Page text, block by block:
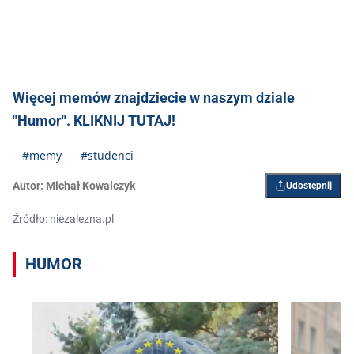
Więcej memów znajdziecie w naszym dziale
"Humor". KLIKNIJ TUTAJ!
#memy #studenci
Autor: Michał Kowalczyk Udostępnij
Źródło: niezalezna.pl
HUMOR